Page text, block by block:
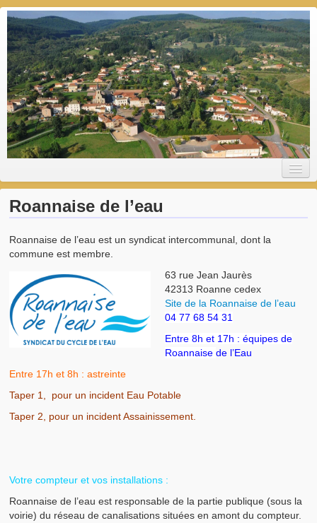
Saint-Haon-le-Vieux
Site officiel de la commune
St Haon-le-Vieux
Présentation
Histoire
Histoire du village
Plan
Horaires et contact
Le Maire et les Conseillers / Centre Communal d’Actions
Roannaise de l’eau
Roannaise de l’eau est un syndicat intercommunal, dont la
commune est membre.
63 rue Jean Jaurès
42313 Roanne cedex
Site de la Roannaise de l’eau
04 77 68 54 31
Entre 8h et 17h : équipes de
Roannaisede l’Eau
Entre 17h et 8h : astreinte
Taper 1, pour un incident Eau Potable
Taper 2, pour un incident Assainissement.
Votre compteur et vos installations :
Roannaise de l’eau est responsable de la partie publique (sous la
voirie) du réseau de canalisations situées en amont du compteur.